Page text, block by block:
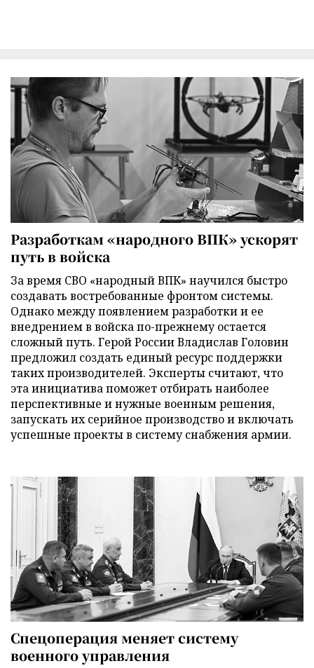
Разработкам «народного ВПК» ускорят
путь в войска
За время СВО «народный ВПК» научился быстро
создавать востребованные фронтом системы.
Однако между появлением разработки и ее
внедрением в войска по-прежнему остается
сложный путь. Герой России Владислав Головин
предложил создать единый ресурс поддержки
таких производителей. Эксперты считают, что
эта инициатива поможет отбирать наиболее
перспективные и нужные военным решения,
запускать их серийное производство и включать
успешные проекты в систему снабжения армии.
Спецоперация меняет систему
военного управления